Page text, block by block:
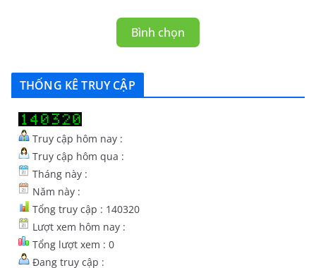
Bình chọn
THỐNG KÊ TRUY CẬP
Truy cập hôm nay :
Truy cập hôm qua :
Tháng này :
Năm này :
Tổng truy cập : 140320
Lượt xem hôm nay :
Tổng lượt xem : 0
Đang truy cập :